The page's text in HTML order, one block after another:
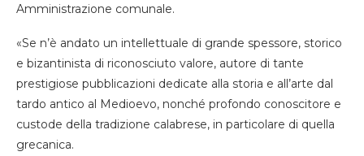
Amministrazione comunale.
«Se n’è andato un intellettuale di grande spessore, storico
e bizantinista di riconosciuto valore, autore di tante
prestigiose pubblicazioni dedicate alla storia e all’arte dal
tardo antico al Medioevo, nonché profondo conoscitore e
custode della tradizione calabrese, in particolare di quella
grecanica.